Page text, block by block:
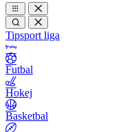
Tipsport liga
Futbal
Hokej
Basketbal